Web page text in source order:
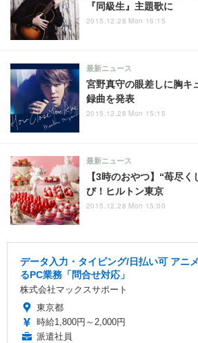
『同級生』主題歌に
2015.12.28 Mon 16:15
宮野真守の眼差しに胸キ
録曲を発表
最新ニュース
2015.12.28 Mon 15:15
【3時のおやつ】“苺尽
び！ヒルトン東京
最新ニュース
2015.12.28 Mon 15:00
データ入力・タイピング/日払い可 アニ
るPC業務「問合せ対応」
株式会社マックスサポート
東京都
時給1,800円～2,000円
派遣社員